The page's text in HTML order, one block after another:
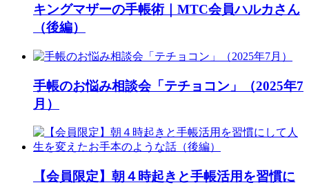
キングマザーの手帳術｜MTC会員ハルカさん
（後編）
手帳のお悩み相談会「テチョコン」（2025年7
月）
【会員限定】朝４時起きと手帳活用を習慣に